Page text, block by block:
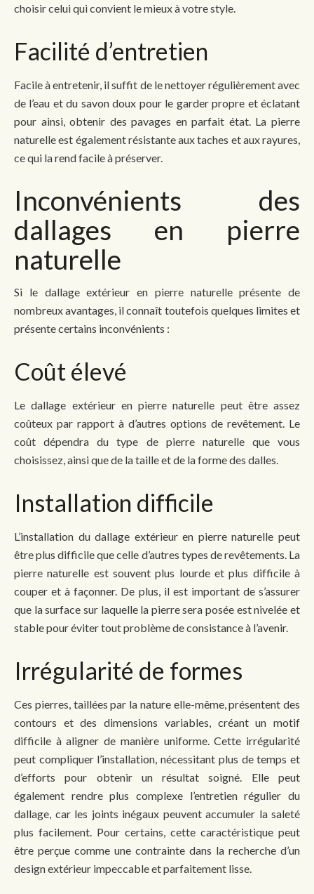
choisir celui qui convient le mieux à votre style.
Facilité d’entretien
Facile à entretenir, il suffit de le nettoyer régulièrement avec
de l’eau et du savon doux pour le garder propre et éclatant
pour ainsi, obtenir des pavages en parfait état. La pierre
naturelle est également résistante aux taches et aux rayures,
ce qui la rend facile à préserver.
Inconvénients des
dallages en pierre
naturelle
Si le dallage extérieur en pierre naturelle présente de
nombreux avantages, il connaît toutefois quelques limites et
présente certains inconvénients :
Coût élevé
Le dallage extérieur en pierre naturelle peut être assez
coûteux par rapport à d’autres options de revêtement. Le
coût dépendra du type de pierre naturelle que vous
choisissez, ainsi que de la taille et de la forme des dalles.
Installation difficile
L’installation du dallage extérieur en pierre naturelle peut
être plus difficile que celle d’autres types de revêtements. La
pierre naturelle est souvent plus lourde et plus difficile à
couper et à façonner. De plus, il est important de s’assurer
que la surface sur laquelle la pierre sera posée est nivelée et
stable pour éviter tout problème de consistance à l’avenir.
Irrégularité de formes
Ces pierres, taillées par la nature elle-même, présentent des
contours et des dimensions variables, créant un motif
difficile à aligner de manière uniforme. Cette irrégularité
peut compliquer l’installation, nécessitant plus de temps et
d’efforts pour obtenir un résultat soigné. Elle peut
également rendre plus complexe l’entretien régulier du
dallage, car les joints inégaux peuvent accumuler la saleté
plus facilement. Pour certains, cette caractéristique peut
être perçue comme une contrainte dans la recherche d’un
design extérieur impeccable et parfaitement lisse.